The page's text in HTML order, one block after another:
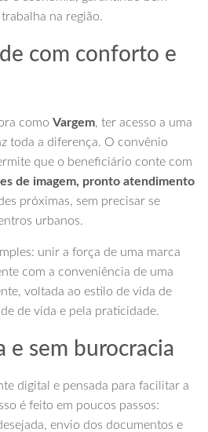
na região.
com conforto e
como Vargem, ter acesso a uma
toda a diferença. O convênio
que o beneficiário conte com
de imagem, pronto atendimento
próximas, sem precisar se
urbanos.
unir a força de uma marca
com a conveniência de uma
voltada ao estilo de vida de
de vida e pela praticidade.
e sem burocracia
digital e pensada para facilitar a
é feito em poucos passos:
envio dos documentos e